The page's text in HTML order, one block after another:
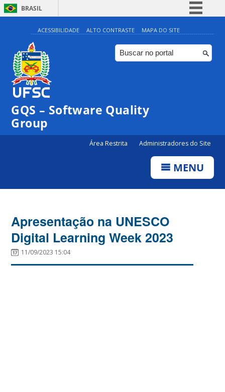
BRASIL
Simplifique!
Comunica BR
Participe
Canais
ACESSIBILIDADE ALTO CONTRASTE MAPA DO SITE
GQS – Software Quality
Group
Área Restrita Administradores do Site
MENU
Apresentação na UNESCO
Digital Learning Week 2023
11/09/2023 15:04